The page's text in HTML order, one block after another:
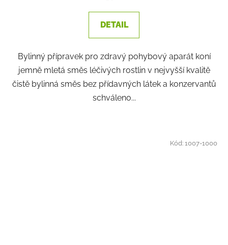
DETAIL
Bylinný přípravek pro zdravý pohybový aparát koní
jemně mletá směs léčivých rostlin v nejvyšší kvalitě
čistě bylinná směs bez přídavných látek a konzervantů
schváleno...
Kód:1007-1000